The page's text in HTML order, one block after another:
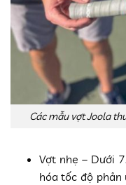
Các mẫu vợt Joola
Vợt nhẹ – Dưới
hóa tốc độ